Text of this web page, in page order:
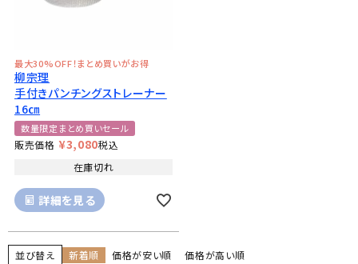
最大30%OFF！まとめ買いがお得
柳宗理
手付きパンチングストレーナー
16㎝
数量限定まとめ買いセール
販売価格 ¥3,080税込
在庫切れ
詳細を見る
並び替え 新着順 価格が安い順 価格が高い順